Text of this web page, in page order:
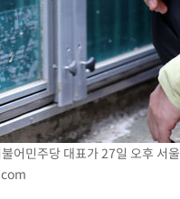
어민주당 대표가 27일 오후 서